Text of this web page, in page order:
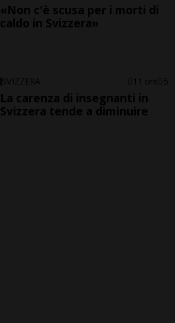
«Non c'è scusa per i morti di
caldo in Svizzera»
SVIZZERA 11 ore 5
La carenza di insegnanti in
Svizzera tende a diminuire